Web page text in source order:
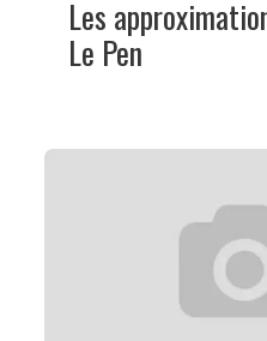
Les
Le Pen